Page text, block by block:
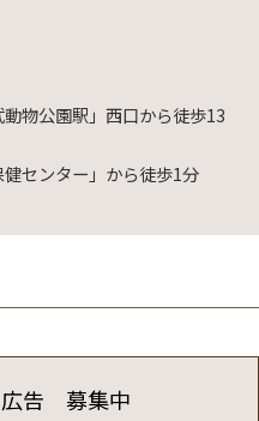
物公園駅」西口から徒歩13
センター」から徒歩1分
広告 募集中